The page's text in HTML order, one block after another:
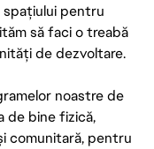
spațiului pentru
să faci o treabă
de dezvoltare.
noastre de
de bine fizică,
comunitară, pentru